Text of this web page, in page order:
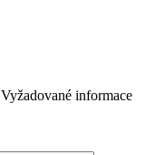
Vyžadované informace